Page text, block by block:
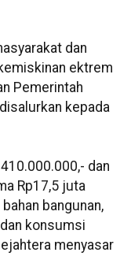
dan
ektrem
Pemerintah
kepada
dan
Rp17,5 juta
bangunan,
konsumsi
menyasar